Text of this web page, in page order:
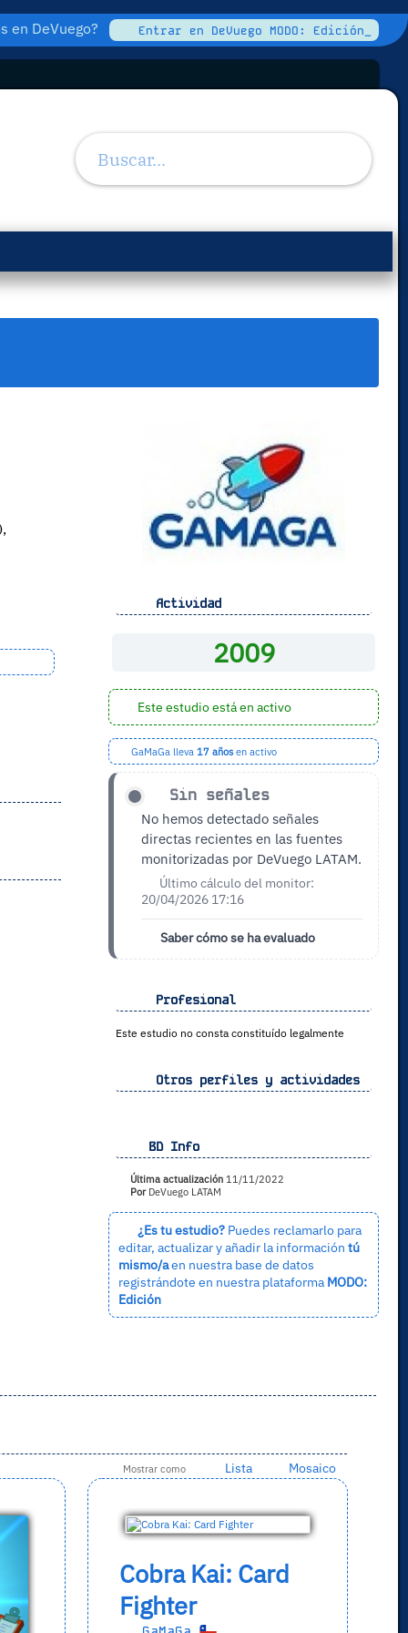
en DeVuego? Entrar en DeVuego MODO: Edición_
Actividad
2009
Este estudio está en activo
GaMaGa lleva 17 añosen activo
Sin señales
No hemos detectado señales
directas recientes en las fuentes
monitorizadas por DeVuego LATAM.
Último cálculo del monitor:
20/04/2026 17:16
Saber cómo se ha evaluado
Profesional
Este estudio no consta constituído legalmente
Otros perfiles y actividades
BD Info
Última actualización11/11/2022
PorDeVuego LATAM
¿Es tu estudio?Puedes reclamarlo para
editar, actualizar y añadir la información tú
mismo/aen nuestra base de datos
registrándote en nuestra plataforma MODO:
Edición
Mostrar como Lista Mosaico
Cobra Kai: Card
Fighter